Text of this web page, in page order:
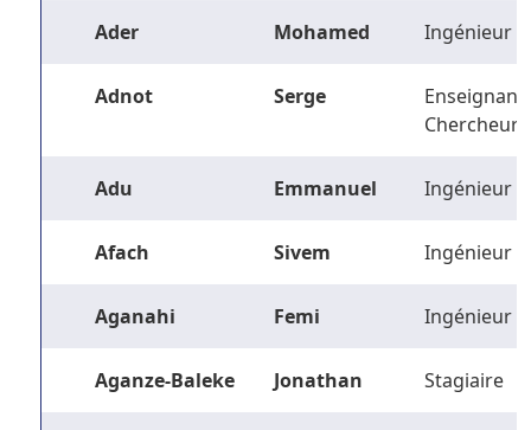
Ader Mohamed Ingénieur
Adnot Serge
Enseignant-
Chercheur
Adu Emmanuel Ingénieur
Afach Sivem Ingénieur
Aganahi Femi Ingénieur
Aganze-Baleke Jonathan Stagiaire